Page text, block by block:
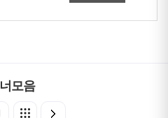
모음